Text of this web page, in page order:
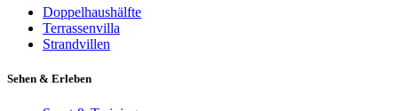
Doppelhaushälfte
Terrassenvilla
Strandvillen
Sehen & Erleben